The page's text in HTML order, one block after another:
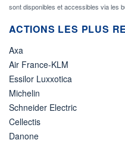
sont disponibles et accessibles via les
ACTIONS LES PLUS
Axa
Air France-KLM
Essilor Luxxotica
Michelin
Schneider Electric
Cellectis
Danone